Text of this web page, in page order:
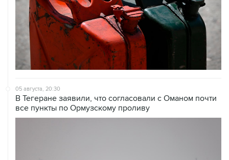
05 августа, 20:30
В Тегеране заявили, что согласовали с Оманом почти
все пункты по Ормузскому проливу